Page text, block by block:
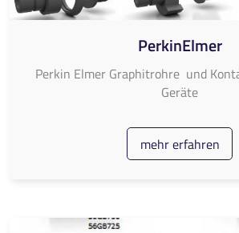
PerkinElmer
Perkin Elmer Graphitrohre und
Geräte
mehr erfahren